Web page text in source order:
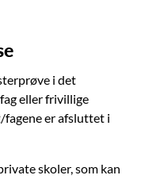
i det
eller frivillige
fagene er afsluttet i
skoler, som kan